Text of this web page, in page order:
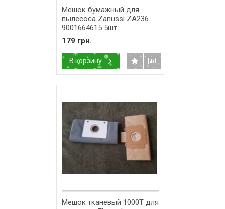
Мешок бумажный для
пылесоса Zanussi ZA236
9001664615 5шт
179 грн.
В корзину
Мешок тканевый 1000T для